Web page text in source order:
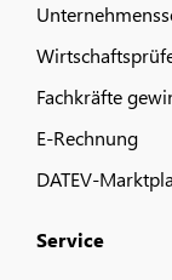
Fachkräfte
E-Rechnung
DATEV-
Service